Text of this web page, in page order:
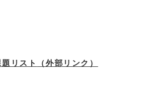
題リスト （外部リンク）